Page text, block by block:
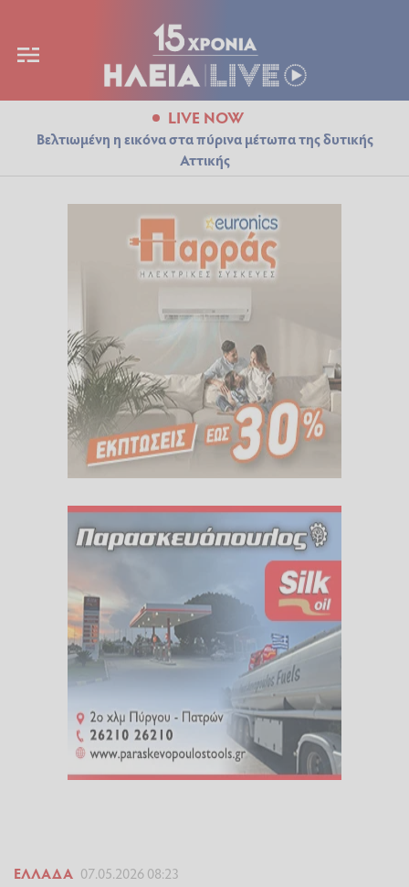
LIVE NOW
Βελτιωμένη η εικόνα στα πύρινα μέτωπα της δυτικής
Αττικής
ΕΛΛΆΔΑ 07.05.2026 08:23